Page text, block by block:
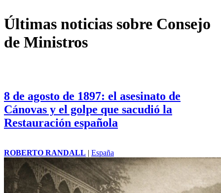
Últimas noticias sobre Consejo
de Ministros
8 de agosto de 1897: el asesinato de
Cánovas y el golpe que sacudió la
Restauración española
ROBERTO RANDALL | España